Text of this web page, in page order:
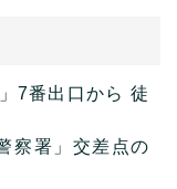
7番出口から 徒
察署」交差点の